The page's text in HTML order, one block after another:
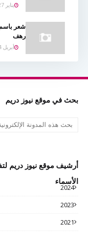
يناير 27, 2017
شعر
رهف
أبريل 04, 2017
بحث في موقع نيوز دريم
أرشيف موقع نيوز دريم
الأسماء
2024
2023
2021